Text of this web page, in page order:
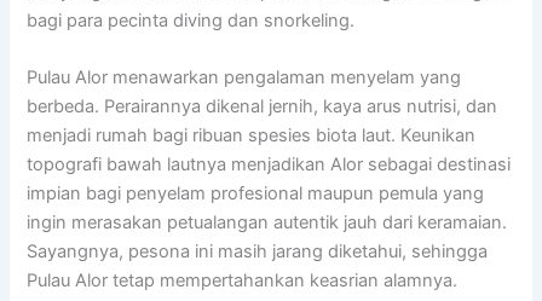
bagi para pecinta diving dan snorkeling.
Pulau Alor menawarkan pengalaman menyelam yang
berbeda. Perairannya dikenal jernih, kaya arus nutrisi, dan
menjadi rumah bagi ribuan spesies biota laut. Keunikan
topografi bawah lautnya menjadikan Alor sebagai destinasi
impian bagi penyelam profesional maupun pemula yang
ingin merasakan petualangan autentik jauh dari keramaian.
Sayangnya, pesona ini masih jarang diketahui, sehingga
Pulau Alor tetap mempertahankan keasrian alamnya.